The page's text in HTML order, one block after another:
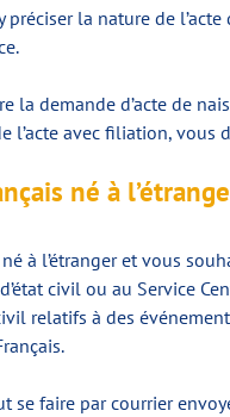
préciser la nature de
la demande d’acte de
l’acte avec filiation,
né à
à l’étranger et vous
civil ou au Service
relatifs à des
se faire par courrier